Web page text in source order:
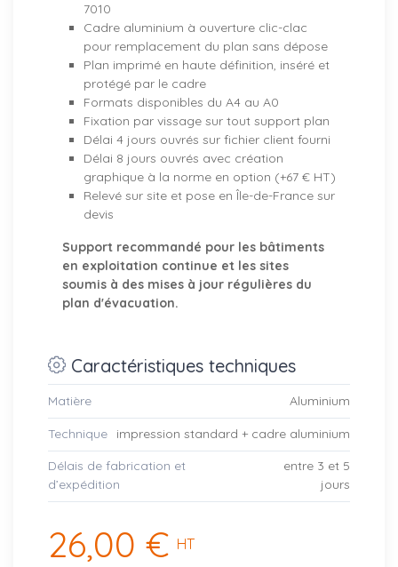
7010
Cadre aluminium à ouverture clic-clac
pour remplacement du plan sans dépose
Plan imprimé en haute définition, inséré et
protégé par le cadre
Formats disponibles du A4 au A0
Fixation par vissage sur tout support plan
Délai 4 jours ouvrés sur fichier client fourni
Délai 8 jours ouvrés avec création
graphique à la norme en option (+67 € HT)
Relevé sur site et pose en Île-de-France sur
devis
Support recommandé pour les bâtiments
en exploitation continue et les sites
soumis à des mises à jour régulières du
plan d'évacuation.
Caractéristiques techniques
Matière Aluminium
Technique impression standard + cadre aluminium
Délais de fabrication et
d’expédition
entre 3 et 5
jours
26,00 € HT